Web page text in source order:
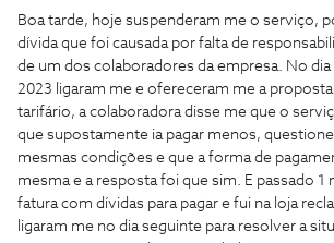
Boa tarde, hoje suspenderam me o serviço,
dívida que foi causada por falta de
de um dos colaboradores da empresa. No
2023 ligaram me e ofereceram me a
tarifário, a colaboradora disse me que o
que supostamente ia pagar menos,
mesmas condições e que a forma de
mesma e a resposta foi que sim. E passado 1
fatura com dívidas para pagar e fui na loja
ligaram me no dia seguinte para resolver a